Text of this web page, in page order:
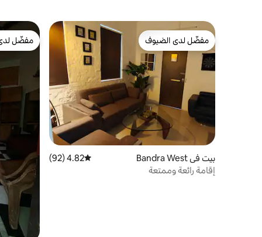
مفضّل لدى الضيوف
مفضّل لدى الضيوف
بيت في Bandra West متوسط التقييم 4.82 من 5، 92 مراجعات
4.82 (92)
إقامة رائعة وممتعة
مفضّل
مفضّل